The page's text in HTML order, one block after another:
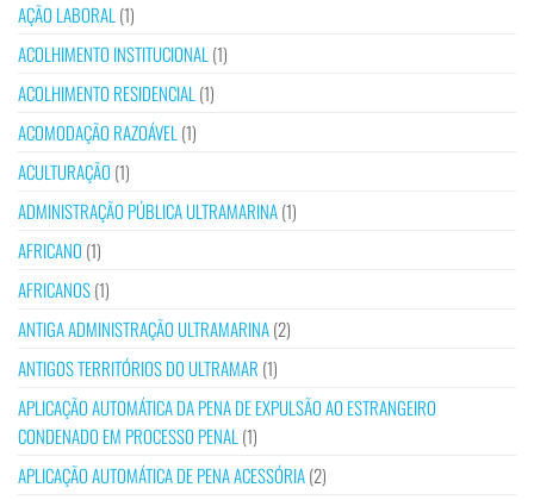
AÇÃO LABORAL (1)
ACOLHIMENTO INSTITUCIONAL (1)
ACOLHIMENTO RESIDENCIAL (1)
ACOMODAÇÃO RAZOÁVEL (1)
ACULTURAÇÃO (1)
ADMINISTRAÇÃO PÚBLICA ULTRAMARINA(1)
AFRICANO (1)
AFRICANOS(1)
ANTIGA ADMINISTRAÇÃO ULTRAMARINA(2)
ANTIGOS TERRITÓRIOS DO ULTRAMAR (1)
APLICAÇÃO AUTOMÁTICA DA PENA DE EXPULSÃO AO ESTRANGEIRO
CONDENADO EM PROCESSO PENAL (1)
APLICAÇÃO AUTOMÁTICA DE PENA ACESSÓRIA(2)